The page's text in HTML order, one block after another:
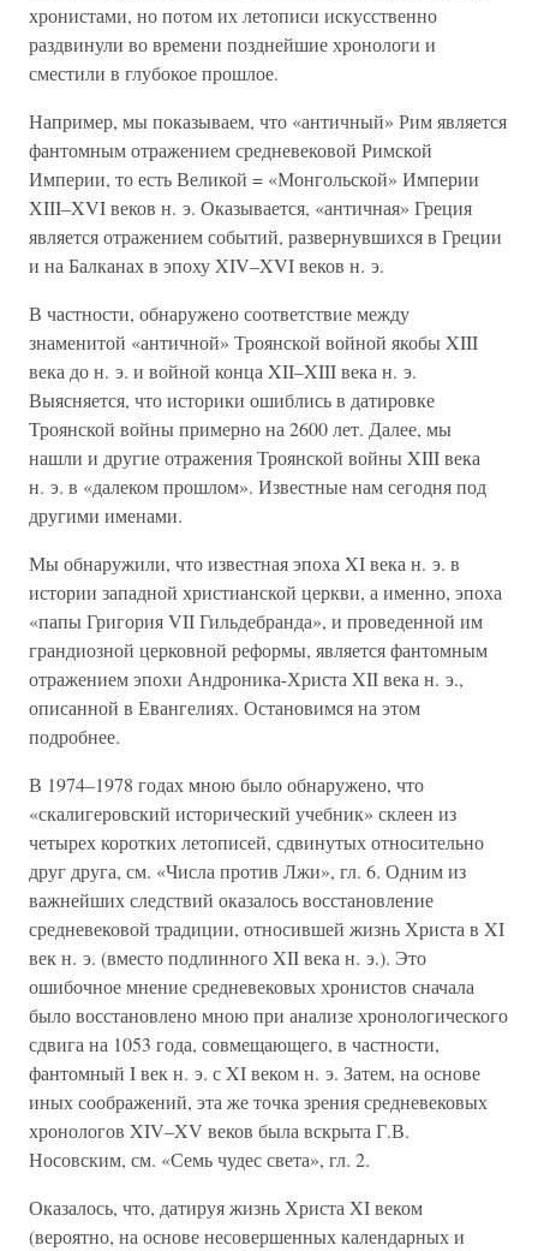
хронистами, но потом их летописи искусственно
раздвинули во времени позднейшие хронологи и
сместили в глубокое прошлое.
Например, мы показываем, что «античный» Рим является
фантомным отражением средневековой Римской
Империи, то есть Великой = «Монгольской» Империи
XIII–XVI веков н. э. Оказывается, «античная» Греция
является отражением событий, развернувшихся в Греции
и на Балканах в эпоху XIV–XVI веков н. э.
В частности, обнаружено соответствие между
знаменитой «античной» Троянской войной якобы XIII
века до н. э. и войной конца XII–XIII века н. э.
Выясняется, что историки ошиблись в датировке
Троянской войны примерно на 2600 лет. Далее, мы
нашли и другие отражения Троянской войны XIII века
н. э. в «далеком прошлом». Известные нам сегодня под
другими именами.
Мы обнаружили, что известная эпоха XI века н. э. в
истории западной христианской церкви, а именно, эпоха
«папы Григория VII Гильдебранда», и проведенной им
грандиозной церковной реформы, является фантомным
отражением эпохи Андроника-Христа XII века н. э.,
описанной в Евангелиях. Остановимся на этом
подробнее.
В 1974–1978 годах мною было обнаружено, что
«скалигеровский исторический учебник» склеен из
четырех коротких летописей, сдвинутых относительно
друг друга, см. «Числа против Лжи», гл. 6. Одним из
важнейших следствий оказалось восстановление
средневековой традиции, относившей жизнь Христа в XI
век н. э. (вместо подлинного XII века н. э.). Это
ошибочное мнение средневековых хронистов сначала
было восстановлено мною при анализе хронологического
сдвига на 1053 года, совмещающего, в частности,
фантомный I век н. э. с XI веком н. э. Затем, на основе
иных соображений, эта же точка зрения средневековых
хронологов XIV–XV веков была вскрыта Г.В.
Носовским, см. «Семь чудес света», гл. 2.
Оказалось, что, датируя жизнь Христа XI веком
(вероятно, на основе несовершенных календарных и